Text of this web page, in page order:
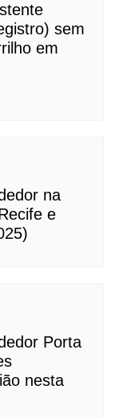
sem
em
na
e
Porta
nesta